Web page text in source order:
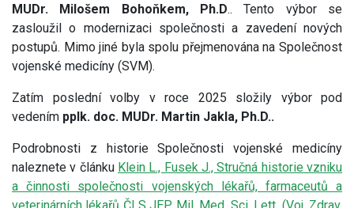
MUDr. Milošem Bohoňkem,
Ph.D.. Tento výbor se
zasloužil o modernizaci společnosti a zavedení nových
postupů. Mimo jiné byla spolu přejmenována na Společnost
vojenské medicíny (SVM).
Zatím poslední volby v roce 2025 složily výbor pod
vedením pplk. doc. MUDr. Martin Jakla, Ph.D..
Podrobnosti z historie Společnosti vojenské medicíny
naleznete v článku Klein L., Fusek J., Stručná historie vzniku
a činnosti společnosti vojenských lékařů, farmaceutů a